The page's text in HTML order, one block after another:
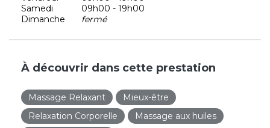
Samedi
09h00 - 19h00
Dimanche
fermé
À découvrir dans cette prestation
Massage Relaxant
Mieux-être
Relaxation Corporelle
Massage aux huiles